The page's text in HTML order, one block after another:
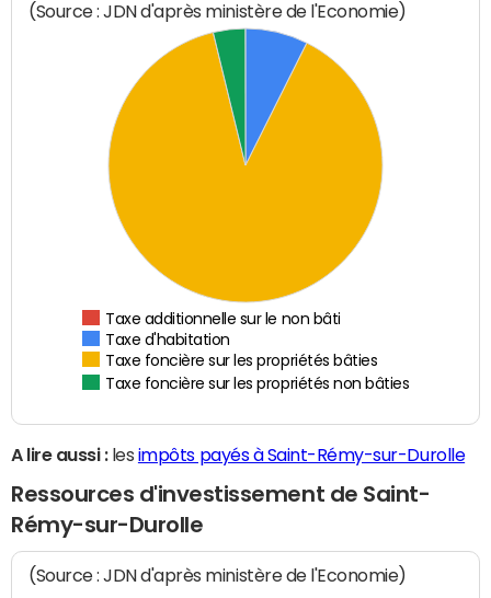
(Source : JDN d'après ministère de l'Economie)
Taxe additionnelle sur le non bâti
Taxe d'habitation
Taxe foncière sur les propriétés bâties
Taxe foncière sur les propriétés non bâties
A lire aussi :les impôts payés à Saint-Rémy-sur-Durolle
Ressources d'investissement de Saint-
Rémy-sur-Durolle
(Source : JDN d'après ministère de l'Economie)